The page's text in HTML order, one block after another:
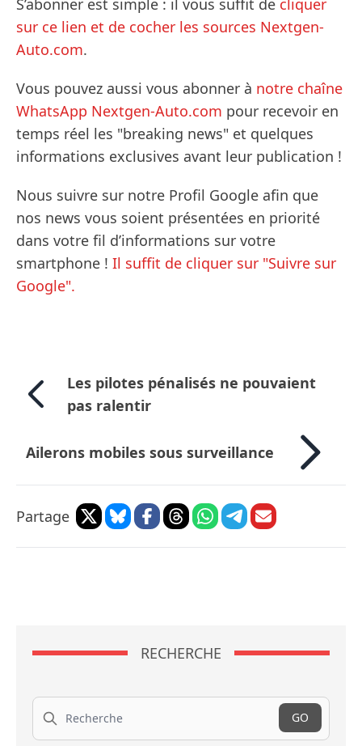
S’abonner est simple : il vous suffit de cliquer
sur ce lien et de cocher les sources Nextgen-
Auto.com.
Vous pouvez aussi vous abonner à notre chaîne
WhatsApp Nextgen-Auto.com pour recevoir en
temps réel les "breaking news" et quelques
informations exclusives avant leur publication !
Nous suivre sur notre Profil Google afin que
nos news vous soient présentées en priorité
dans votre fil d’informations sur votre
smartphone ! Il suffit de cliquer sur "Suivre sur
Google".
Les pilotes pénalisés ne pouvaient
pas ralentir
Ailerons mobiles sous surveillance
Partage
RECHERCHE
Recherche
GO